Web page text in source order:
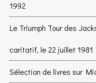
1992
Le Triumph Tour des
caritatif, le 22 juillet 1981
Sélection de livres sur